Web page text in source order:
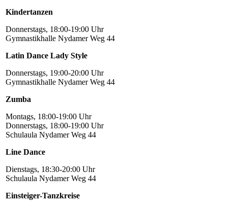
Kindertanzen
Donnerstags, 18:00-19:00 Uhr
Gymnastikhalle Nydamer Weg 44
Latin Dance Lady Style
Donnerstags, 19:00-20:00 Uhr
Gymnastikhalle Nydamer Weg 44
Zumba
Montags, 18:00-19:00 Uhr
Donnerstags, 18:00-19:00 Uhr
Schulaula Nydamer Weg 44
Line Dance
Dienstags, 18:30-20:00 Uhr
Schulaula Nydamer Weg 44
Einsteiger-Tanzkreise